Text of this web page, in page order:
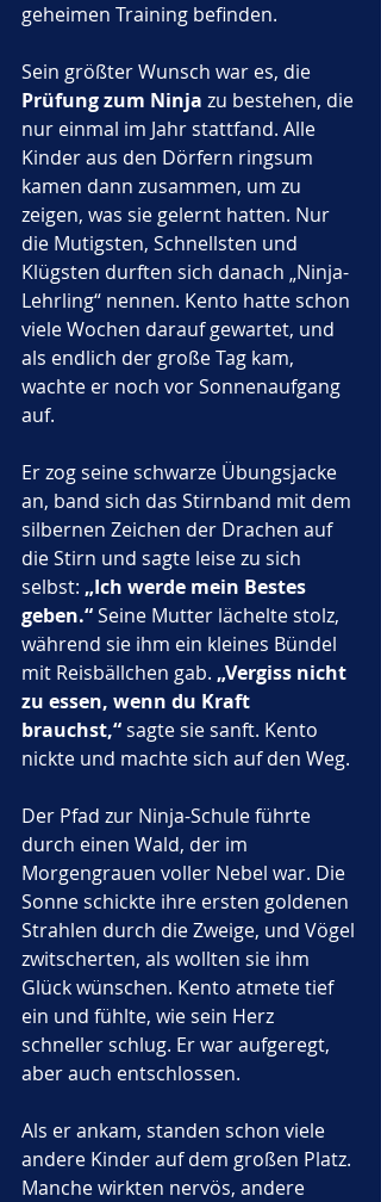
geheimen Training befinden.
Sein größter Wunsch war es, die
Prüfung zum Ninja zu bestehen, die
nur einmal im Jahr stattfand. Alle
Kinder aus den Dörfern ringsum
kamen dann zusammen, um zu
zeigen, was sie gelernt hatten. Nur
die Mutigsten, Schnellsten und
Klügsten durften sich danach „Ninja-
Lehrling“ nennen. Kento hatte schon
viele Wochen darauf gewartet, und
als endlich der große Tag kam,
wachte er noch vor Sonnenaufgang
auf.
Er zog seine schwarze Übungsjacke
an, band sich das Stirnband mit dem
silbernen Zeichen der Drachen auf
die Stirn und sagte leise zu sich
selbst: „Ich werde mein Bestes
geben.“ Seine Mutter lächelte stolz,
während sie ihm ein kleines Bündel
mit Reisbällchen gab. „Vergiss nicht
zu essen, wenn du Kraft
brauchst,“ sagte sie sanft. Kento
nickte und machte sich auf den Weg.
Der Pfad zur Ninja-Schule führte
durch einen Wald, der im
Morgengrauen voller Nebel war. Die
Sonne schickte ihre ersten goldenen
Strahlen durch die Zweige, und Vögel
zwitscherten, als wollten sie ihm
Glück wünschen. Kento atmete tief
ein und fühlte, wie sein Herz
schneller schlug. Er war aufgeregt,
aber auch entschlossen.
Als er ankam, standen schon viele
andere Kinder auf dem großen Platz.
Manche wirkten nervös, andere